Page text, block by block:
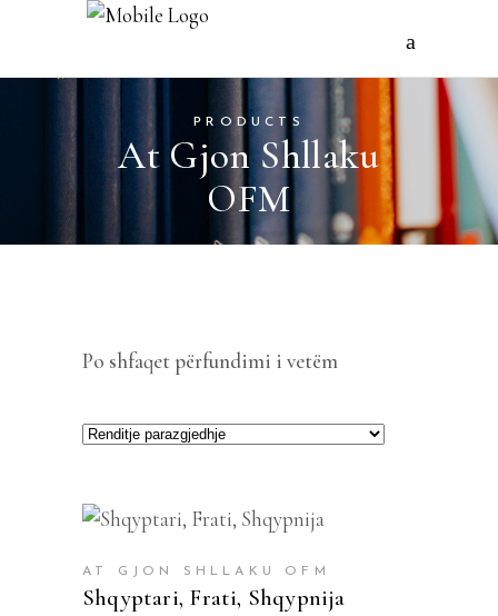
PRODUCTS
At Gjon Shllaku
OFM
Po shfaqet përfundimi i vetëm
SHTOJE NË SHPORTË
AT GJON SHLLAKU OFM
Shqyptari, Frati, Shqypnija